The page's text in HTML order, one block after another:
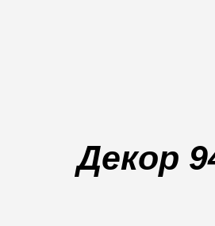
Декор